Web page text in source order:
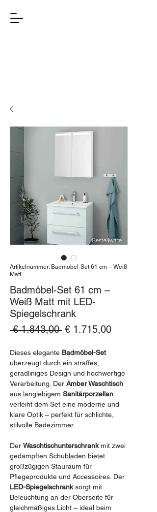
Artikelnummer: Badmöbel-Set 61 cm – Weiß
Matt
Badmöbel-Set 61 cm –
Weiß Matt mit LED-
Spiegelschrank
€ 1.843,00 Standardpreis
€ 1.715,00Sale-
Dieses elegante Badmöbel-Set
überzeugt durch ein straffes,
geradliniges Design und hochwertige
Verarbeitung. Der Amber Waschtisch
aus langlebigem Sanitärporzellan
verleiht dem Set eine moderne und
klare Optik – perfekt für schlichte,
stilvolle Badezimmer.
Der Waschtischunterschrankmit zwei
gedämpften Schubladen bietet
großzügigen Stauraum für
Pflegeprodukte und Accessoires. Der
LED-Spiegelschranksorgt mit
Beleuchtung an der Oberseite für
gleichmäßiges Licht – ideal beim